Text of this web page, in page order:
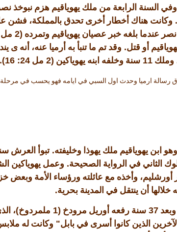
وفي السنة الرابعة من ملك يهوياقيم هزم
وكانت هناك أخطار أخرى تحدق بالمملكة، فشن
نصر عندما بلغه خبر عصيان يهوياقيم وتمرده (2 مل
أو قتل. وقد تم ما تنبأ به أرميا عنه، أنه
وملك 11 سنة وخلفه ابنه يهوياكين (2 مل 24: 16).
رسالة ارميا وحدث اول السبي في ايامه فهو يحسب في
وهو ابن يهوياقيم ملك يهوذا وخليفته.تبوأ العرش
الثاني في الرواية الصحيحة. وعمل يهوياكين
وأخذه مع عائلته ورؤساء الأمة وبعض
أن ينتقل في المدينة بحرية.
وبعد 37 سنة رفعه أوريل مرودخ (1 ملمردوخ)،
الذين كانوا أسرى في بابل" وكانت له